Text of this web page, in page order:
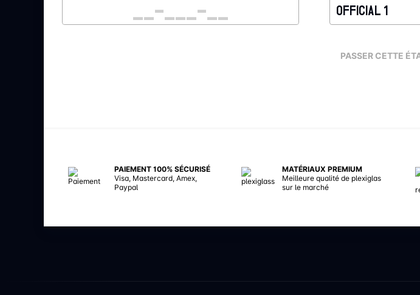
OFFICIAL 1
PASSER CETTE
PAIEMENT 100% SÉCURISÉ
Visa, Mastercard, Amex,
Paypal
MATÉRIAUX PREMIUM
Meilleure qualité de plexiglas
sur le marché